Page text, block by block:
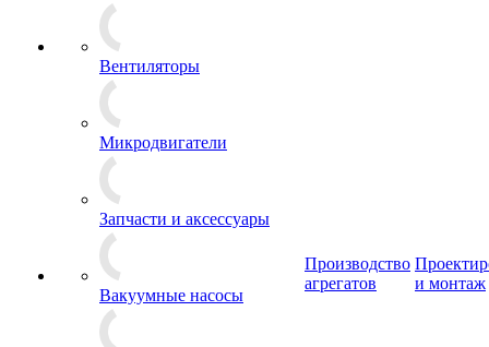
Вентиляторы
Микродвигатели
Запчасти и аксессуары
Вакуумные насосы
Производство
агрегатов
и монтаж